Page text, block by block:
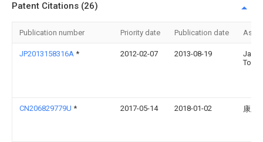
Patent Citations (26)
Publication number Priority date Publication date
JP2013158316A * 2012-02-07 2013-08-19
Ja
CN206829779U * 2017-05-14 2018-01-02 康玉